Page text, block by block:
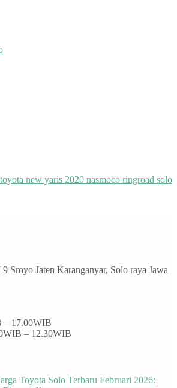
Sroyo Jaten Karanganyar, Solo raya Jawa
– 17.00WIB
– 12.30WIB
Toyota Solo Terbaru Februari 2026: